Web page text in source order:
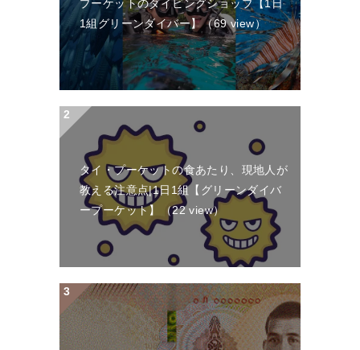
プーケットのダイビングショップ【1日
1組グリーンダイバー】（69 view）
タイ・プーケットの食あたり、現地人が
教える注意点|1日1組【グリーンダイバ
ープーケット】
（22 view）